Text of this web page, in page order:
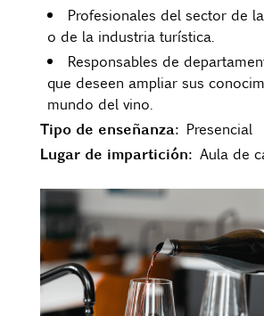
Profesionales del sector de
o de la industria turística.
Responsables de
que deseen ampliar sus
mundo del vino.
Tipo de enseñanza: Presencial
Lugar de impartición: Aula de